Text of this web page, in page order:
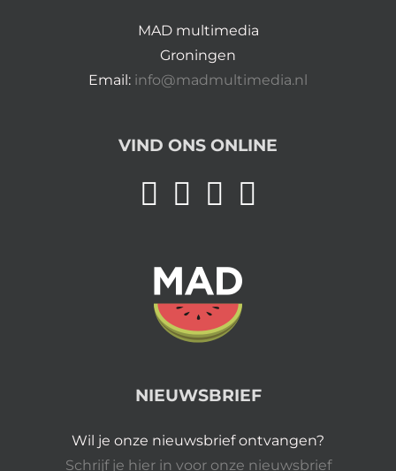
MAD multimedia
Groningen
Email: info@madmultimedia.nl
VIND ONS ONLINE
NIEUWSBRIEF
Wil je onze nieuwsbrief ontvangen?
Schrijf je hier in voor onze nieuwsbrief